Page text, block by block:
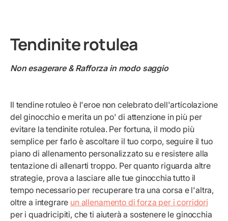
Tendinite rotulea
Non esagerare & Rafforza in modo saggio
Il tendine rotuleo è l'eroe non celebrato dell'articolazione
del ginocchio e merita un po' di attenzione in più per
evitare la tendinite rotulea. Per fortuna, il modo più
semplice per farlo è ascoltare il tuo corpo, seguire il tuo
piano di allenamento personalizzato su e resistere alla
tentazione di allenarti troppo. Per quanto riguarda altre
strategie, prova a lasciare alle tue ginocchia tutto il
tempo necessario per recuperare tra una corsa e l'altra,
oltre a integrare un allenamento di forza per i corridori
per i quadricipiti, che ti aiuterà a sostenere le ginocchia